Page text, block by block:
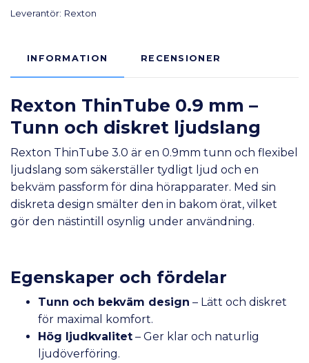
Leverantör: Rexton
INFORMATION RECENSIONER
Rexton ThinTube 0.9 mm –
Tunn och diskret ljudslang
Rexton ThinTube 3.0 är en 0.9mm tunn och flexibel
ljudslang som säkerställer tydligt ljud och en
bekväm passform för dina hörapparater. Med sin
diskreta design smälter den in bakom örat, vilket
gör den nästintill osynlig under användning.
Egenskaper och fördelar
Tunn och bekväm design – Lätt och diskret
för maximal komfort.
Hög ljudkvalitet – Ger klar och naturlig
ljudöverföring.